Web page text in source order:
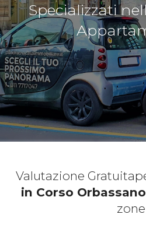
Specializzati
Valutazione Gratuita
in Corso Orbassano
zone